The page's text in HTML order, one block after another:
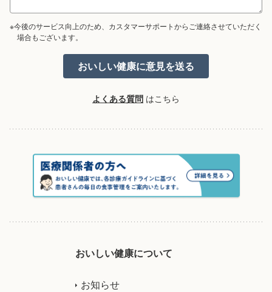
※今後のサービス向上のため、カスタマーサポートからご連絡させていただく
場合もございます。
よくある質問 はこちら
おいしい健康について
お知らせ